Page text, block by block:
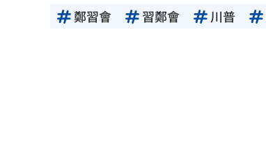
鄭習會 習鄭會 川普